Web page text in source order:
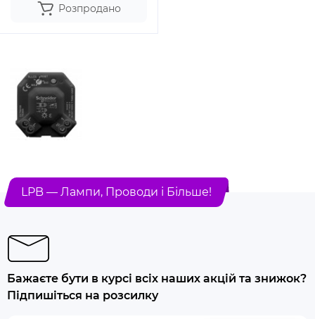
Розпродано
LPB — Лампи, Проводи і Більше!
Бажаєте бути в курсі всіх наших акцій та знижок?
Підпишіться на розсилку